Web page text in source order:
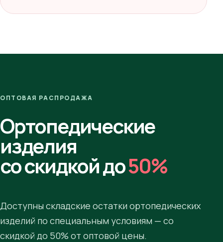
ОПТОВАЯ РАСПРОДАЖА
Ортопедические
изделия
со скидкой до50%
Доступны складские остатки ортопедических
изделий по специальным условиям — со
скидкой до 50% от оптовой цены.